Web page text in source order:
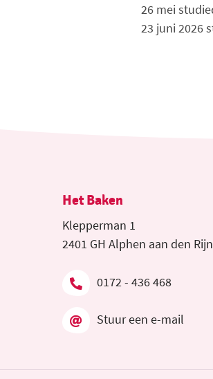
26 mei
23 juni 2026
Het Baken
Klepperman 1
2401 GH Alphen aan den Rijn
0172 - 436 468
Stuur een e-mail